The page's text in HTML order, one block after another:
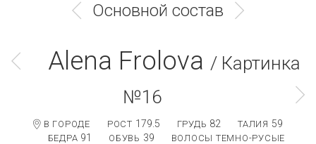
Основной состав
Alena Frolova / Картинка
№16
В ГОРОДЕ РОСТ 179.5 ГРУДЬ 82 ТАЛИЯ 59
БЕДРА 91 ОБУВЬ 39 ВОЛОСЫ ТЕМНО-РУСЫЕ